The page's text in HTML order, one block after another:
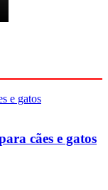
cães e gatos